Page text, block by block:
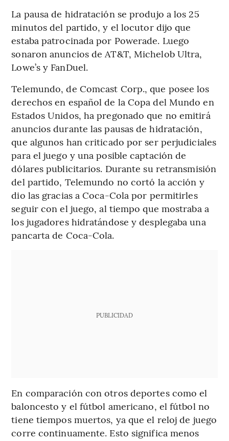
La pausa de hidratación se produjo a los 25
minutos del partido, y el locutor dijo que
estaba patrocinada por Powerade. Luego
sonaron anuncios de AT&T, Michelob Ultra,
Lowe’s y FanDuel.
Telemundo, de Comcast Corp., que posee los
derechos en español de la Copa del Mundo en
Estados Unidos, ha pregonado que no emitirá
anuncios durante las pausas de hidratación,
que algunos han criticado por ser perjudiciales
para el juego y una posible captación de
dólares publicitarios. Durante su retransmisión
del partido, Telemundo no cortó la acción y
dio las gracias a Coca-Cola por permitirles
seguir con el juego, al tiempo que mostraba a
los jugadores hidratándose y desplegaba una
pancarta de Coca-Cola.
PUBLICIDAD
En comparación con otros deportes como el
baloncesto y el fútbol americano, el fútbol no
tiene tiempos muertos, ya que el reloj de juego
corre continuamente. Esto significa menos